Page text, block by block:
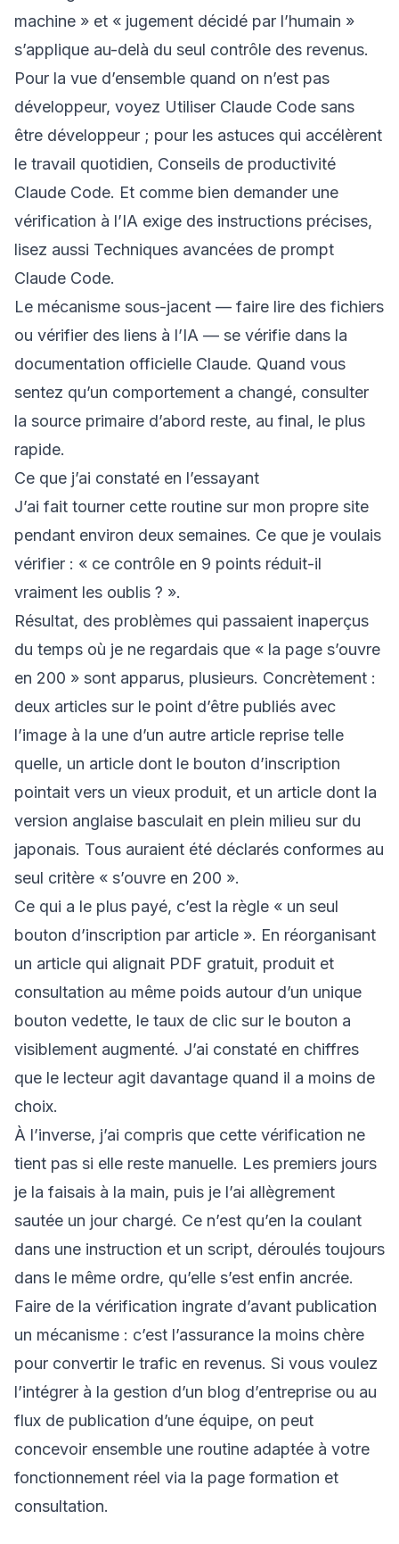
machine » et « jugement décidé par l’humain »
s’applique au-delà du seul contrôle des revenus.
Pour la vue d’ensemble quand on n’est pas
développeur, voyez Utiliser Claude Code sans
être développeur ; pour les astuces qui accélèrent
le travail quotidien, Conseils de productivité
Claude Code. Et comme bien demander une
vérification à l’IA exige des instructions précises,
lisez aussi Techniques avancées de prompt
Claude Code.
Le mécanisme sous-jacent — faire lire des fichiers
ou vérifier des liens à l’IA — se vérifie dans la
documentation officielle Claude. Quand vous
sentez qu’un comportement a changé, consulter
la source primaire d’abord reste, au final, le plus
rapide.
Ce que j’ai constaté en l’essayant
J’ai fait tourner cette routine sur mon propre site
pendant environ deux semaines. Ce que je voulais
vérifier : « ce contrôle en 9 points réduit-il
vraiment les oublis ? ».
Résultat, des problèmes qui passaient inaperçus
du temps où je ne regardais que « la page s’ouvre
en 200 » sont apparus, plusieurs. Concrètement :
deux articles sur le point d’être publiés avec
l’image à la une d’un autre article reprise telle
quelle, un article dont le bouton d’inscription
pointait vers un vieux produit, et un article dont la
version anglaise basculait en plein milieu sur du
japonais. Tous auraient été déclarés conformes au
seul critère « s’ouvre en 200 ».
Ce qui a le plus payé, c’est la règle « un seul
bouton d’inscription par article ». En réorganisant
un article qui alignait PDF gratuit, produit et
consultation au même poids autour d’un unique
bouton vedette, le taux de clic sur le bouton a
visiblement augmenté. J’ai constaté en chiffres
que le lecteur agit davantage quand il a moins de
choix.
À l’inverse, j’ai compris que cette vérification ne
tient pas si elle reste manuelle. Les premiers jours
je la faisais à la main, puis je l’ai allègrement
sautée un jour chargé. Ce n’est qu’en la coulant
dans une instruction et un script, déroulés toujours
dans le même ordre, qu’elle s’est enfin ancrée.
Faire de la vérification ingrate d’avant publication
un mécanisme : c’est l’assurance la moins chère
pour convertir le trafic en revenus. Si vous voulez
l’intégrer à la gestion d’un blog d’entreprise ou au
flux de publication d’une équipe, on peut
concevoir ensemble une routine adaptée à votre
fonctionnement réel via la page formation et
consultation.